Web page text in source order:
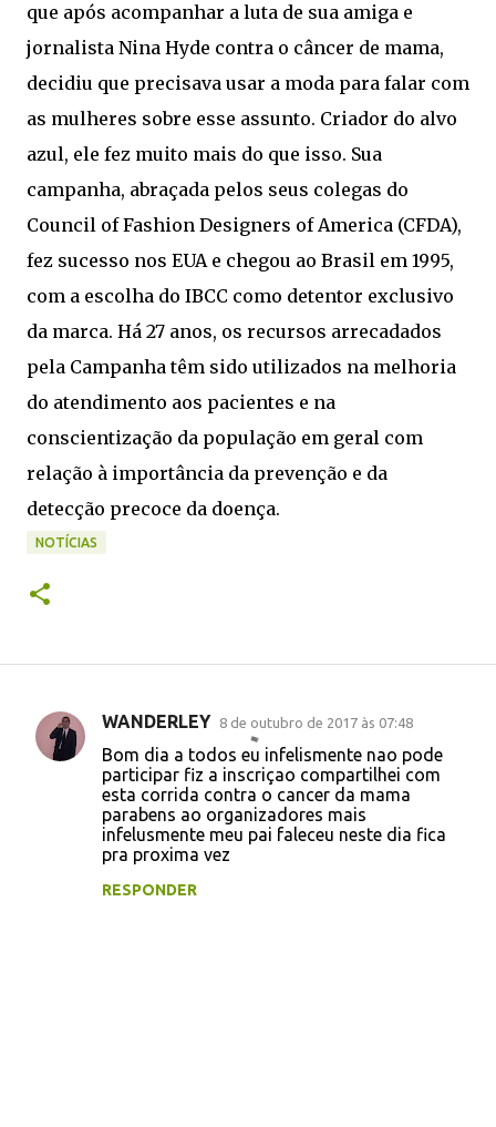
que após acompanhar a luta de sua amiga e
jornalista Nina Hyde contra o câncer de mama,
decidiu que precisava usar a moda para falar com
as mulheres sobre esse assunto. Criador do alvo
azul, ele fez muito mais do que isso. Sua
campanha, abraçada pelos seus colegas do
Council of Fashion Designers of America (CFDA),
fez sucesso nos EUA e chegou ao Brasil em 1995,
com a escolha do IBCC como detentor exclusivo
da marca. Há 27 anos, os recursos arrecadados
pela Campanha têm sido utilizados na melhoria
do atendimento aos pacientes e na
conscientização da população em geral com
relação à importância da prevenção e da
detecção precoce da doença.
NOTÍCIAS
C
WANDERLEY 8 de outubro de 2017 às 07:48
Bom dia a todos eu infelismente nao pode
participar fiz a inscriçao compartilhei com
esta corrida contra o cancer da mama
parabens ao organizadores mais
infelusmente meu pai faleceu neste dia fica
pra proxima vez
RESPONDER